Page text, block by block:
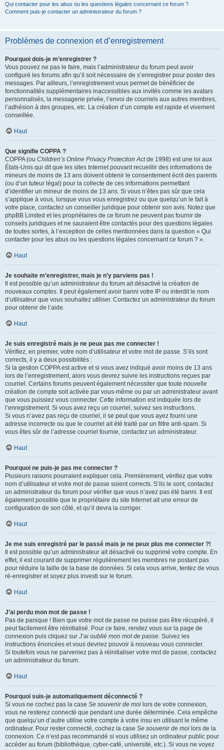
Qui contacter pour les abus ou les questions légales concernant ce forum ?
Comment puis-je contacter un administrateur du forum ?
Problèmes de connexion et d’enregistrement
Pourquoi dois-je m’enregistrer ?
Vous pouvez ne pas le faire, mais l’administrateur du forum peut avoir
configuré les forums afin qu’il soit nécessaire de s’enregistrer pour poster des
messages. Par ailleurs, l’enregistrement vous permet de bénéficier de
fonctionnalités supplémentaires inaccessibles aux invités comme les avatars
personnalisés, la messagerie privée, l’envoi de courriels aux autres membres,
l’adhésion à des groupes, etc. La création d’un compte est rapide et vivement
conseillée.
Haut
Que signifie COPPA ?
COPPA (ou Children’s Online Privacy Protection Actde 1998) est une loi aux
États-Unis qui dit que les sites Internet pouvant recueillir des informations de
mineurs de moins de 13 ans doivent obtenir le consentement écrit des parents
(ou d’un tuteur légal) pour la collecte de ces informations permettant
d’identifier un mineur de moins de 13 ans. Si vous n’êtes pas sûr que cela
s’applique à vous, lorsque vous vous enregistrez ou que quelqu’un le fait à
votre place, contactez un conseiller juridique pour obtenir son avis. Notez que
phpBB Limited et les propriétaires de ce forum ne peuvent pas fournir de
conseils juridiques et ne sauraient être contactés pour des questions légales
de toutes sortes, à l’exception de celles mentionnées dans la question « Qui
contacter pour les abus ou les questions légales concernant ce forum ? ».
Haut
Je souhaite m’enregistrer, mais je n’y parviens pas !
Il est possible qu’un administrateur du forum ait désactivé la création de
nouveaux comptes. Il peut également avoir banni votre IP ou interdit le nom
d’utilisateur que vous souhaitez utiliser. Contactez un administrateur du forum
pour obtenir de l’aide.
Haut
Je suis enregistré mais je ne peux pas me connecter !
Vérifiez, en premier, votre nom d’utilisateur et votre mot de passe. S’ils sont
corrects, il y a deux possibilités :
Si la gestion COPPA est active et si vous avez indiqué avoir moins de 13 ans
lors de l’enregistrement, alors vous devrez suivre les instructions reçues par
courriel. Certains forums peuvent également nécessiter que toute nouvelle
création de compte soit activée par vous-même ou par un administrateur avant
que vous puissiez vous connecter. Cette information est indiquée lors de
l’enregistrement. Si vous avez reçu un courriel, suivez ses instructions.
Si vous n’avez pas reçu de courriel, il se peut que vous ayez fourni une
adresse incorrecte ou que le courriel ait été traité par un filtre anti-spam. Si
vous êtes sûr de l’adresse courriel fournie, contactez un administrateur.
Haut
Pourquoi ne puis-je pas me connecter ?
Plusieurs raisons pourraient expliquer cela. Premièrement, vérifiez que votre
nom d’utilisateur et votre mot de passe soient corrects. S’ils le sont, contactez
un administrateur du forum pour vérifier que vous n’avez pas été banni. Il est
également possible que le propriétaire du site Internet ait une erreur de
configuration de son côté, et qu’il devra la corriger.
Haut
Je me suis enregistré par le passé mais je ne peux plus me connecter ?!
Il est possible qu’un administrateur ait désactivé ou supprimé votre compte. En
effet, il est courant de supprimer régulièrement les membres ne postant pas
pour réduire la taille de la base de données. Si cela vous arrive, tentez de vous
ré-enregistrer et soyez plus investi sur le forum.
Haut
J’ai perdu mon mot de passe !
Pas de panique ! Bien que votre mot de passe ne puisse pas être récupéré, il
peut facilement être réinitialisé. Pour ce faire, rendez vous sur la page de
connexion puis cliquez sur J’ai oublié mon mot de passe . Suivez les
instructions énoncées et vous devriez pouvoir à nouveau vous connecter.
Si toutefois vous ne parveniez pas à réinitialiser votre mot de passe, contactez
un administrateur du forum.
Haut
Pourquoi suis-je automatiquement déconnecté ?
Si vous ne cochez pas la case Se souvenir de moi lors de votre connexion,
vous ne resterez connecté que pendant une durée déterminée. Cela empêche
que quelqu’un d’autre utilise votre compte à votre insu en utilisant le même
ordinateur. Pour rester connecté, cochez la case Se souvenir de moi lors de la
connexion. Ce n’est pas recommandé si vous utilisez un ordinateur public pour
accéder au forum (bibliothèque, cyber-café, université, etc.). Si vous ne voyez